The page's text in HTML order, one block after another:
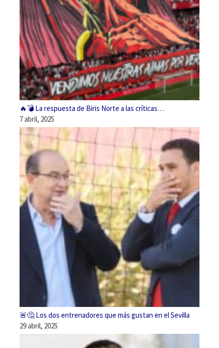
🔥💣 La respuesta de Biris Norte a las críticas…
7 abril, 2025
🚨🤔 Los dos entrenadores que más gustan en el Sevilla
29 abril, 2025